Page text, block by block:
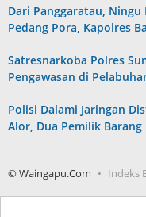
Dari Panggaratau, Ningu
Pedang Pora, Kapolres
Satresnarkoba Polres
Pengawasan di
Polisi Dalami Jaringan
Alor, Dua Pemilik
© Waingapu.Com Indeks